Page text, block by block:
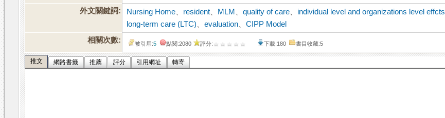
外文關鍵詞:
Nursing Home resident MLM 、quality of care individual level and organizations level effcts
long-term care (LTC) 、evaluation 、CIPP Model
相關次數:
被引用:5 點閱:2080 評分: 下載:180 書目收藏:5
推文 網路書籤 推薦 評分 引用網址 轉寄